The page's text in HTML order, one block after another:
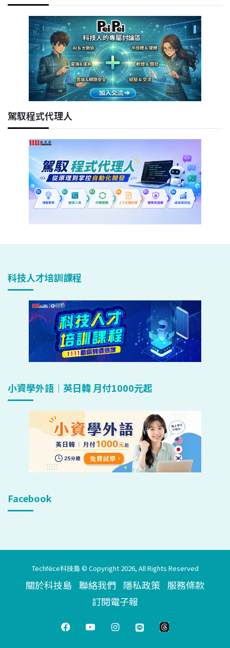
駕馭程式代理人
科技人才培訓課程
小資學外語｜英日韓 月付1000元起
Facebook
TechNice科技島 © Copyright 2026, All Rights Reserved
關於科技島 聯絡我們 隱私政策 服務條款
訂閱電子報